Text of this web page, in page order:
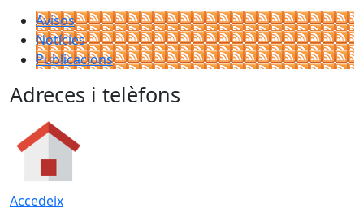
Avisos
Notícies
Publicacions
Adreces i telèfons
Accedeix